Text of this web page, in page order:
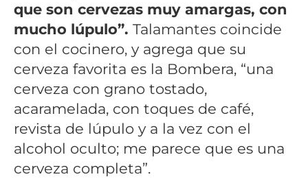
que son cervezas muy amargas, con
mucho lúpulo”. Talamantes coincide
con el cocinero, y agrega que su
cerveza favorita es la Bombera, “una
cerveza con grano tostado,
acaramelada, con toques de café,
revista de lúpulo y a la vez con el
alcohol oculto; me parece que es una
cerveza completa”.